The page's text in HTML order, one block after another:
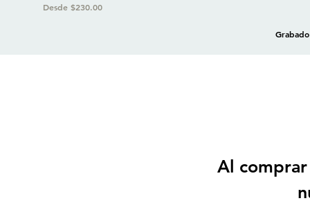
Desde $230.00
Precio de oferta
Al